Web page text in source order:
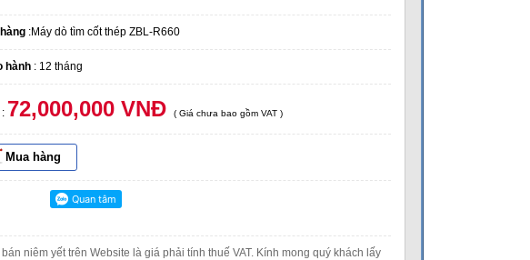
:Máy dò tìm cốt thép ZBL-R660
hành : 12 tháng
: 72,000,000 VNĐ ( Giá chưa bao gồm VAT )
Mua hàng
niêm yết trên Website là giá phải tính thuế VAT. Kính mong quý khách lấy